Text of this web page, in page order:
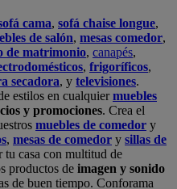
cama, sofá chaise longue,
de salón, mesas comedor,
de matrimonio, canapés,
, frigoríficos,
secadora, y televisiones.
estilos en cualquiermuebles
y promociones. Crea el
muebles de comedor y
, mesas de comedor y sillas de
tu casa con multitud de
productos de imagen y sonido
de buen tiempo. Conforama